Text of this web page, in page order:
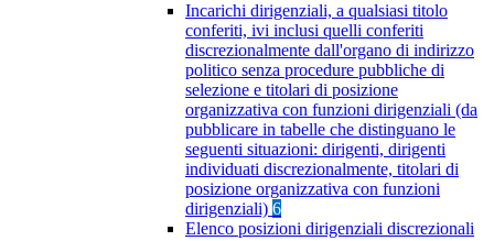
Incarichi dirigenziali, a qualsiasi titolo
conferiti, ivi inclusi quelli conferiti
discrezionalmente dall'organo di indirizzo
politico senza procedure pubbliche di
selezione e titolari di posizione
organizzativa con funzioni dirigenziali (da
pubblicare in tabelle che distinguano le
seguenti situazioni: dirigenti, dirigenti
individuati discrezionalmente, titolari di
posizione organizzativa con funzioni
dirigenziali) 6
Elenco posizioni dirigenziali discrezionali